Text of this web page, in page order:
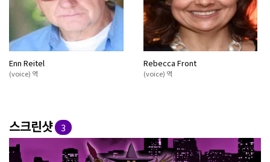
Enn Reitel
(voice) 역
Rebecca Front
(voice) 역
스크린샷 3